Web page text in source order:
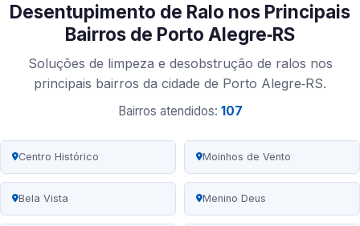
Desentupimento de Ralo nos Principais
Bairros de Porto Alegre‑RS
Soluções de limpeza e desobstrução de ralos nos
principais bairros da cidade de Porto Alegre‑RS.
Bairros atendidos: 107
Centro Histórico Moinhos de Vento
Bela Vista Menino Deus